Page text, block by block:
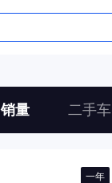
销量 二手车
一年